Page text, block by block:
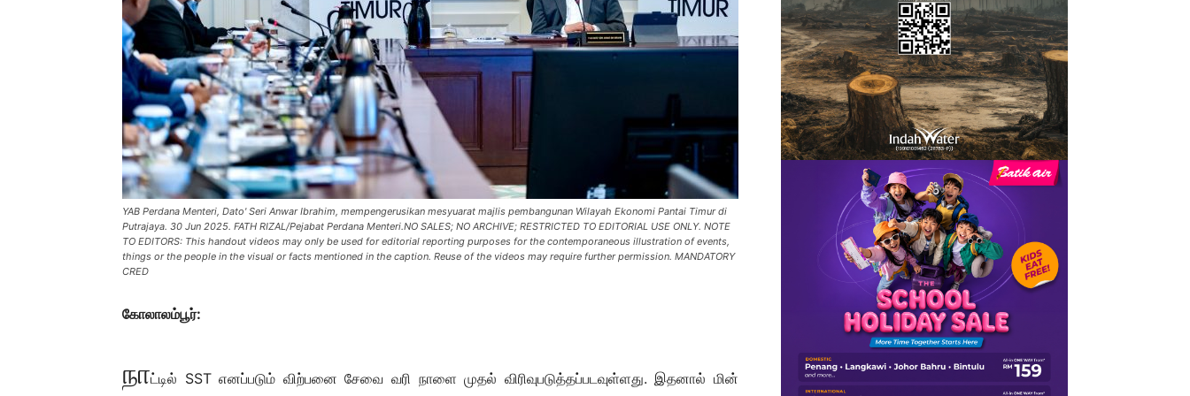
YAB Perdana Menteri, Dato' Seri Anwar Ibrahim, mempengerusikan mesyuarat majlis pembangunan Wilayah Ekonomi Pantai Timur di
Putrajaya. 30 Jun 2025. FATH RIZAL/Pejabat Perdana Menteri.NO SALES; NO ARCHIVE; RESTRICTED TO EDITORIAL USE ONLY. NOTE
TO EDITORS: This handout videos may only be used for editorial reporting purposes for the contemporaneous illustration of events,
things or the people in the visual or facts mentioned in the caption. Reuse of the videos may require further permission. MANDATORY
CRED
கோலாலம்பூர்:
நாட்டில் SST எனப்படும் விற்பனை சேவை வரி நாளை முதல் விரிவுபடுத்தப்படவுள்ளது. இதனால் மின்